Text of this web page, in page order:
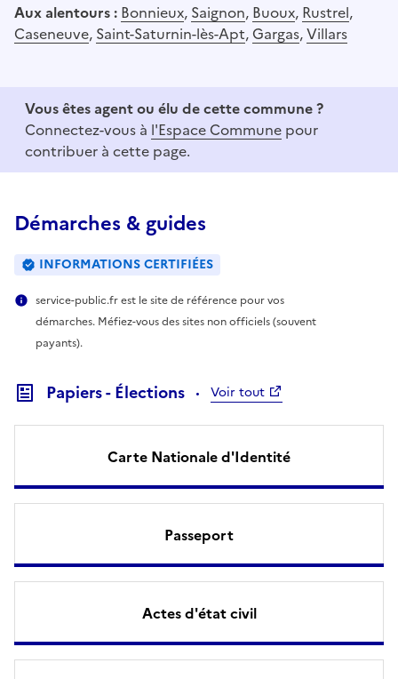
Aux alentours : Bonnieux, Saignon, Buoux, Rustrel,
Caseneuve, Saint-Saturnin-lès-Apt,Gargas,Villars
Vous êtes agent ou élu de cette commune ?
Connectez-vous à l'Espace Commune pour
contribuer à cette page.
Démarches & guides
INFORMATIONS CERTIFIÉES
service-public.fr est le site de référence pour vos
démarches. Méfiez-vous des sites non officiels (souvent
payants).
Papiers - Élections Voir tout
Carte Nationale d'Identité
Passeport
Actes d'état civil